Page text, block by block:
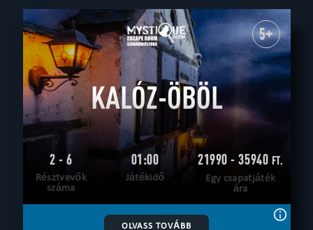
5+
KALÓZ-ÖBÖL
2 - 6
Résztvevők
száma
01:00
Játékidő
21990 - 35940 FT.
Egy csapatjáték
ára
OLVASS TOVÁBB